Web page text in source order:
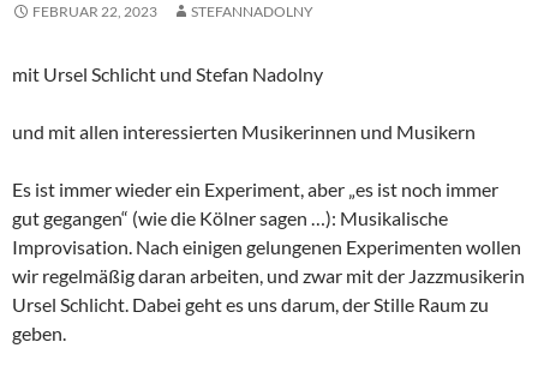
FEBRUAR 22, 2023 STEFANNADOLNY
mit Ursel Schlicht und Stefan Nadolny
und mit allen interessierten Musikerinnen und Musikern
Es ist immer wieder ein Experiment, aber „es ist noch immer
gut gegangen“ (wie die Kölner sagen …): Musikalische
Improvisation. Nach einigen gelungenen Experimenten wollen
wir regelmäßig daran arbeiten, und zwar mit der Jazzmusikerin
Ursel Schlicht. Dabei geht es uns darum, der Stille Raum zu
geben.